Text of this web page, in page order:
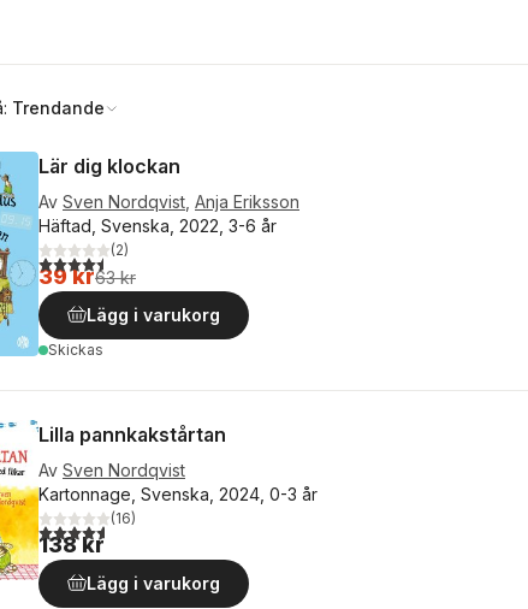
Trendande
Lär dig klockan
Av Sven Nordqvist Anja Eriksson
Häftad, Svenska, 2022, 3-6 år
4,5utav 5 stjärnor. Totalt antal röster:
(2)
39 kr63 kr
Lägg i varukorg
Skickas
Lilla pannkakstårtan
Av Sven Nordqvist
Kartonnage, Svenska, 2024, 0-3 år
4,6utav 5 stjärnor. Totalt antal röster:
(16)
138 kr
Lägg i varukorg